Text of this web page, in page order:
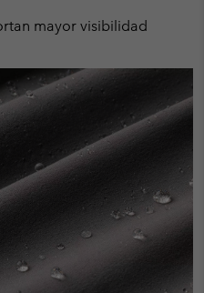
mayor visibilidad